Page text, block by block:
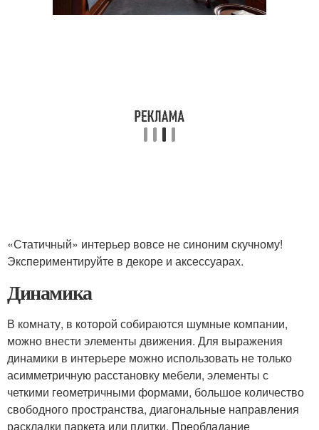
«Статичный» интерьер вовсе не синоним скучному!
Экспериментируйте в декоре и аксессуарах.
Динамика
В комнату, в которой собираются шумные компании,
можно внести элементы движения. Для выражения
динамики в интерьере можно использовать не только
асимметричную расстановку мебели, элементы с
четкими геометричными формами, большое количество
свободного пространства, диагональные направления
раскладки паркета или плитки. Преобладание